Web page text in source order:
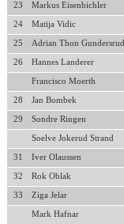
23 Markus Eisenbichler
24 Matija Vidic
25 Adrian Thon Gundersrud
26 Hannes Landerer
Francisco Moerth
28 Jan Bombek
29 Sondre Ringen
Soelve Jokerud Strand
31 Iver Olaussen
32 Rok Oblak
33 Ziga Jelar
Mark Hafnar